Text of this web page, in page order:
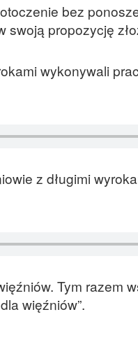
bez
swoją propozycję
wykonywali
z długimi
Tym razem
więźniów”.